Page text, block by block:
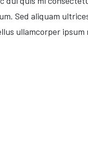
Sed aliquam
ullamcorper